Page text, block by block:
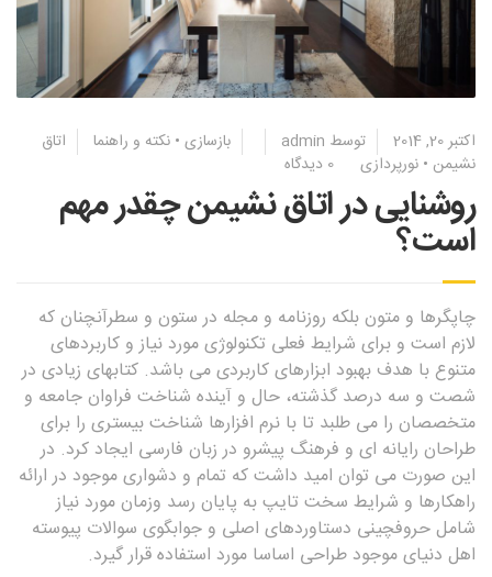
اکتبر 20, 2014 توسط admin بازسازی • نکته و راهنما
اتاق
نشیمن • نورپردازی 0 دیدگاه
روشنایی در اتاق نشیمن چقدر مهم
است؟
چاپگرها و متون بلکه روزنامه و مجله در ستون و سطرآنچنان که
لازم است و برای شرایط فعلی تکنولوژی مورد نیاز و کاربردهای
متنوع با هدف بهبود ابزارهای کاربردی می باشد. کتابهای زیادی در
شصت و سه درصد گذشته، حال و آینده شناخت فراوان جامعه و
متخصصان را می طلبد تا با نرم افزارها شناخت بیستری را برای
طراحان رایانه ای و فرهنگ پیشرو در زبان فارسی ایجاد کرد. در
این صورت می توان امید داشت که تمام و دشواری موجود در ارائه
راهکارها و شرایط سخت تایپ به پایان رسد وزمان مورد نیاز
شامل حروفچینی دستاوردهای اصلی و جوابگوی سوالات پیوسته
اهل دنیای موجود طراحی اساسا مورد استفاده قرار گیرد.